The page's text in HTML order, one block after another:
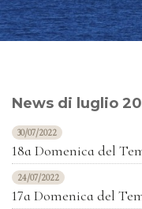
News di luglio
30/07/2022
18a Domenica del
24/07/2022
17a Domenica del